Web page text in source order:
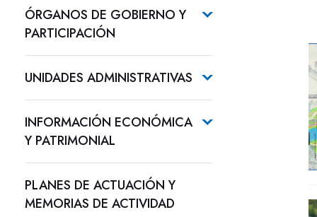
ÓRGANOS DE GOBIERNO Y
PARTICIPACIÓN
UNIDADES ADMINISTRATIVAS
INFORMACIÓN ECONÓMICA
Y PATRIMONIAL
PLANES DE ACTUACIÓN Y
MEMORIAS DE ACTIVIDAD